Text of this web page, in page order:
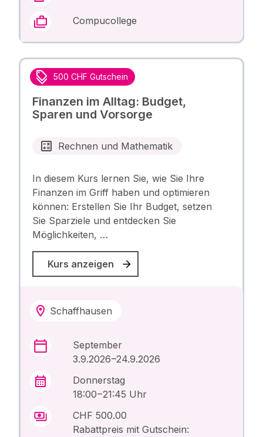
Compucollege
500 CHF Gutschein
Finanzen im Alltag: Budget,
Sparen und Vorsorge
Rechnen und Mathematik
In diesem Kurs lernen Sie, wie Sie Ihre
Finanzen im Griff haben und optimieren
können: Erstellen Sie Ihr Budget, setzen
Sie Sparziele und entdecken Sie
Möglichkeiten, …
Kurs anzeigen
Schaffhausen
September
3.9.2026 –24.9.2026
Donnerstag
18:00 – 21:45 Uhr
CHF 500.00
Rabattpreis mit Gutschein: